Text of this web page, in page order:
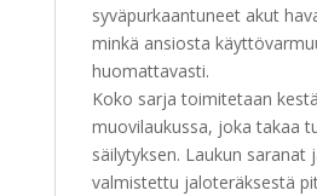
syväpurkaantuneet akut
minkä ansiosta
huomattavasti.
Koko sarja toimitetaan
muovilaukussa, joka takaa
säilytyksen. Laukun saranat
valmistettu jaloteräksestä